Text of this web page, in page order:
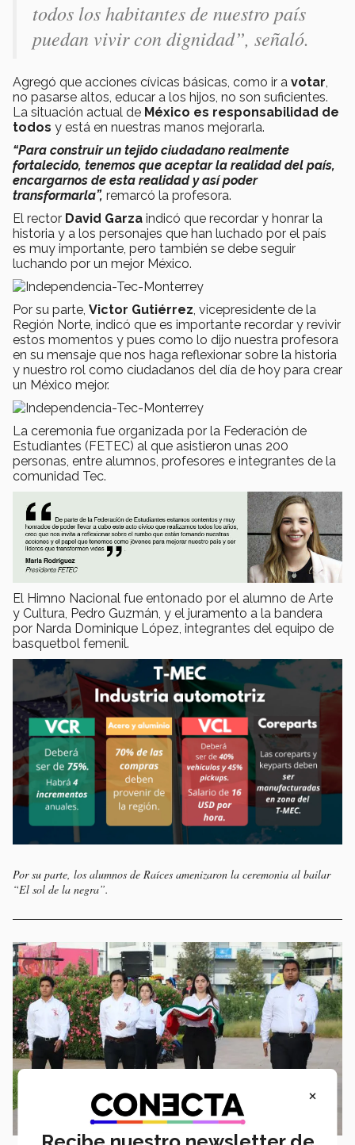
todos los habitantes de nuestro país
puedan vivir con dignidad”, señaló.
Agregó que acciones cívicas básicas, como ir a votar
no pasarse altos, educar a los hijos, no son suficientes.
La situación actual de México es responsabilidad de
todos y está en nuestras manos mejorarla.
“Para construir un tejido ciudadano realmente
fortalecido, tenemos que aceptar la realidad del país,
encargarnos de esta realidad y así poder
transformarla”, remarcó la profesora.
El rector David Garza indicó que recordar y honrar la
historia y a los personajes que han luchado por el país
es muy importante, pero también se debe seguir
luchando por un mejor México.
Por su parte, Victor Gutiérrez , vicepresidente de la
Región Norte, indicó que es importante recordar y revivir
estos momentos y pues como lo dijo nuestra profesora
en su mensaje que nos haga reflexionar sobre la historia
y nuestro rol como ciudadanos del día de hoy para crear
un México mejor.
La ceremonia fue organizada por la Federación de
Estudiantes (FETEC) al que asistieron unas 200
personas, entre alumnos, profesores e integrantes de la
comunidad Tec.
El Himno Nacional fue entonado por el alumno de Arte
y Cultura, Pedro Guzmán, y el juramento a la bandera
por Narda Dominique López, integrantes del equipo de
basquetbol femenil.
Por su parte, los alumnos de Raíces amenizaron la ceremonia al bailar
“El sol de la negra”.
×